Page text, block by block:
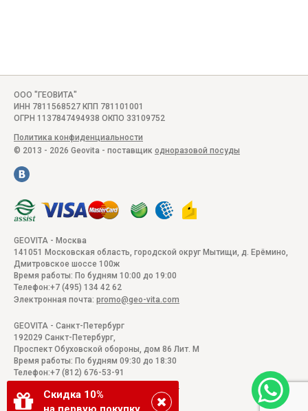
Скидка 10%
ООО "ГЕОВИТА"
ИНН 7811568527 КПП 781101001
ОГРН 1137847494938 ОКПО 33109752
Политика конфиденциальности
© 2013 - 2026 Geovita - поставщик одноразовой посуды
GEOVITA - Москва
141051
Московская область, городской округ Мытищи, д. Ерёмино,
Дмитровское шоссе 100ж
Время работы: По будням 10:00 до 19:00
Телефон:+7 (495) 134 42 62
Электронная почта: promo@geo-vita.com
GEOVITA - Санкт-Петербург
192029 Санкт-Петербург,
Проспект Обуховской обороны, дом 86 Лит. М
Время работы: По будням 09:30 до 18:30
Телефон:+7 (812) 676-53-91
promo@geo-vita.com